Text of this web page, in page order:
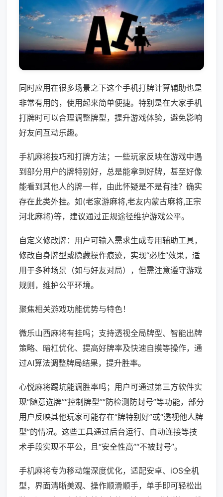
同时应用在很多场景之下这个手机打牌计算辅助也是
非常有用的，使用起来简单便捷。特别是在大家手机
打牌时可以合理调整牌型，提升游戏体验，避免影响
好友间互动乐趣。
手机麻将技巧和打牌方法；一些玩家反映在游戏中遇
到部分用户的牌特别好，总是能拿到好牌，甚至好像
能看到其他人的牌一样，由此怀疑是不是有挂？确实
存在此类外挂。如(老家游麻将,老友内蒙古麻将,正宗
河北麻将)等，建议通过正规途径维护游戏公平。
自定义修改牌：用户可输入需求生成专用辅助工具，
修改自身牌型或隐藏操作痕迹，实现“必胜”效果，适
用于多种场景（如与好友对局），但需注意遵守游戏
规则，维护公平环境。
聚焦相关游戏功能优势与特色！
微乐山西麻将有挂吗；支持透视全局牌型、智能出牌
策略、暗杠优化、提高好牌率及快速自摸等操作，通
过AI算法调整牌局结果，提升胜率。
心悦麻将踢坑能调胜率吗；用户可通过第三方软件实
现“随意选牌”“控制牌型”“防检测防封号”等功能，部分
用户反映其他玩家可能存在“牌特别好”或“透视他人牌
型”的情况。这些工具通过后台运行、自动连接等技
术手段实现不平公，且“安全性高”“不被封号”。
手机麻将专为移动端深度优化，适配安卓、iOS全机
型，界面清晰美观、操作顺滑顺手，单手即可轻松出